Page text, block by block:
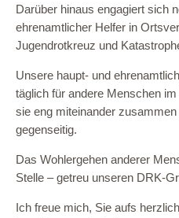
Darüber hinaus engagiert sich
ehrenamtlicher Helfer in
Jugendrotkreuz und
Unsere haupt- und
täglich für andere Menschen
sie eng miteinander
gegenseitig.
Das Wohlergehen anderer
Stelle – getreu unseren DRK-
Ich freue mich, Sie aufs